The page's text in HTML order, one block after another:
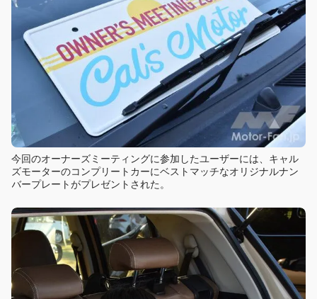
今回のオーナーズミーティングに参加したユーザーには、キャル
ズモーターのコンプリートカーにベストマッチなオリジナルナン
バープレートがプレゼントされた。